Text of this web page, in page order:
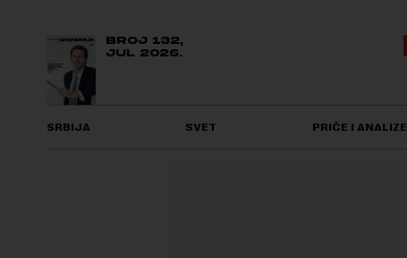
BROJ 132,
JUL 2026.
SRBIJA SVET PRIČE I ANALIZE